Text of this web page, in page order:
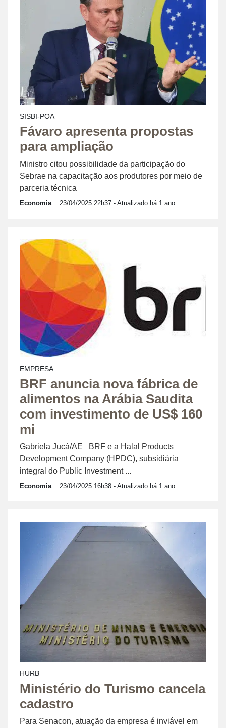
SISBI-POA
Fávaro apresenta propostas
para ampliação
Ministro citou possibilidade da participação do
Sebrae na capacitação aos produtores por meio de
parceria técnica
Economia 23/04/2025 22h37 - Atualizado há 1 ano
EMPRESA
BRF anuncia nova fábrica de
alimentos na Arábia Saudita
com investimento de US$ 160
mi
Gabriela Jucá/AE BRF e a Halal Products
Development Company (HPDC), subsidiária
integral do Public Investment ...
Economia 23/04/2025 16h38 - Atualizado há 1 ano
HURB
Ministério do Turismo cancela
cadastro
Para Senacon, atuação da empresa é inviável em